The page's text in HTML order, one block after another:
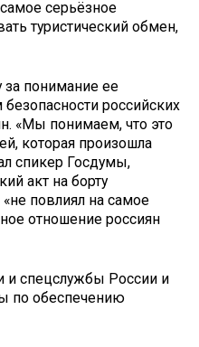
серьёзное
туристический обмен,
за понимание ее
российских
«Мы понимаем, что это
которая произошла
спикер Госдумы,
акт на борту
повлиял на самое
отношение россиян
и спецслужбы России и
по обеспечению